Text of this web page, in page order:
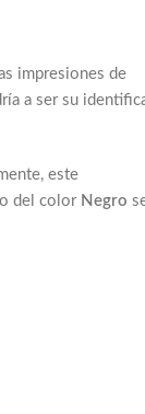
impresiones de
a ser su
este
del color Negro